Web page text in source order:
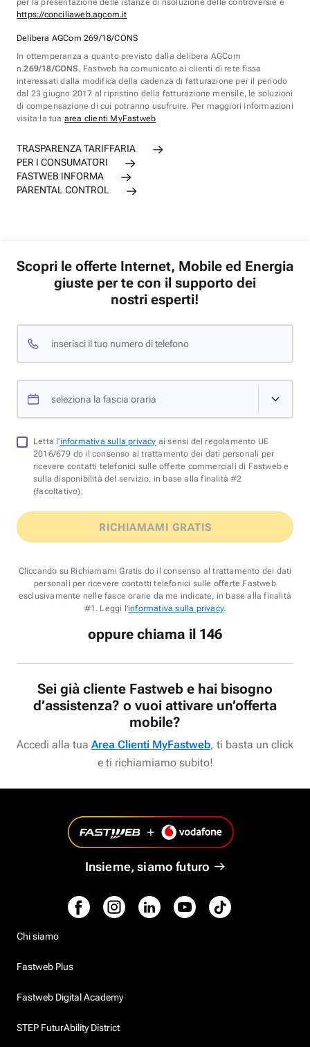
per la presentazione delle istanze di risoluzione delle controversie è
https://conciliaweb.agcom.it
Delibera AGCom 269/18/CONS
In ottemperanza a quanto previsto dalla delibera AGCom
n.269/18/CONS , Fastweb ha comunicato ai clienti di rete fissa
interessati dalla modifica della cadenza di fatturazione per il periodo
dal 23 giugno 2017 al ripristino della fatturazione mensile, le soluzioni
di compensazione di cui potranno usufruire. Per maggiori informazioni
visita la tua area clienti MyFastweb
TRASPARENZA TARIFFARIA
PER I CONSUMATORI
FASTWEB INFORMA
PARENTAL CONTROL
Scopri le offerte Internet, Mobile ed Energia
giuste per te con il supporto dei
nostri esperti!
inserisci il tuo numero di telefono
seleziona la fascia oraria
Letta l'informativa sulla privacy ai sensi del regolamento UE
2016/679 do il consenso al trattamento dei dati personali per
ricevere contatti telefonici sulle offerte commerciali di Fastweb e
sulla disponibilità del servizio, in base alla finalità #2
(facoltativo).
RICHIAMAMI GRATIS
Cliccando su Richiamami Gratis do il consenso al trattamento dei dati
personali per ricevere contatti telefonici sulle offerte Fastweb
esclusivamente nelle fasce orarie da me indicate, in base alla finalità
#1. Leggi l'informativa sulla privacy.
oppure chiama il 146
Sei già cliente Fastweb e hai bisogno
d’assistenza? o vuoi attivare un’offerta
mobile?
Accedi alla tua Area Clienti MyFastweb, ti basta un click
e ti richiamiamo subito!
Insieme, siamo futuro
Chi siamo
Fastweb Plus
Fastweb Digital Academy
STEP FuturAbility District